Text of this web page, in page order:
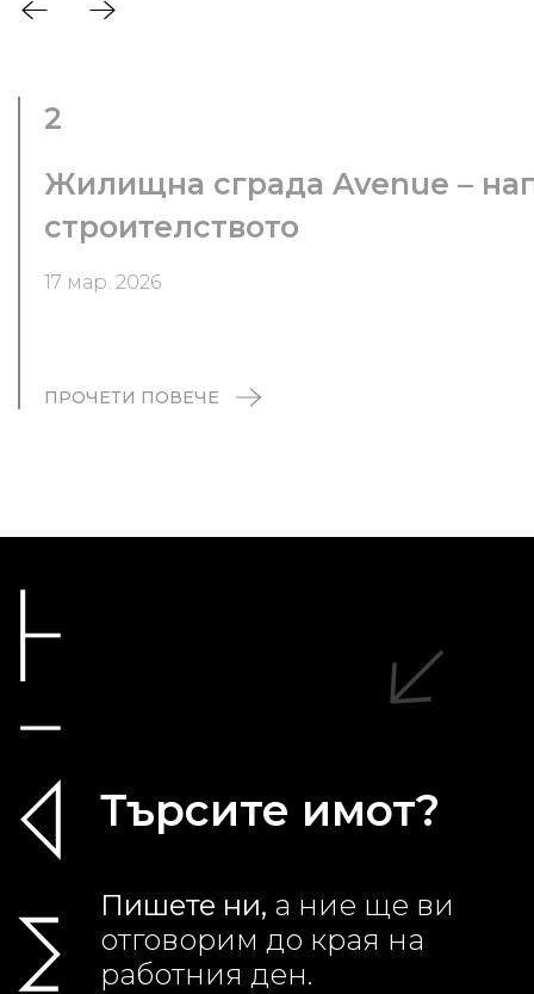
2
Жилищна сграда Avenue –
строителството
17 мар. 2026
ПРОЧЕТИ ПОВЕЧЕ
Търсите имот?
Пишете ни, а ние ще ви
отговорим до края на
работния ден.